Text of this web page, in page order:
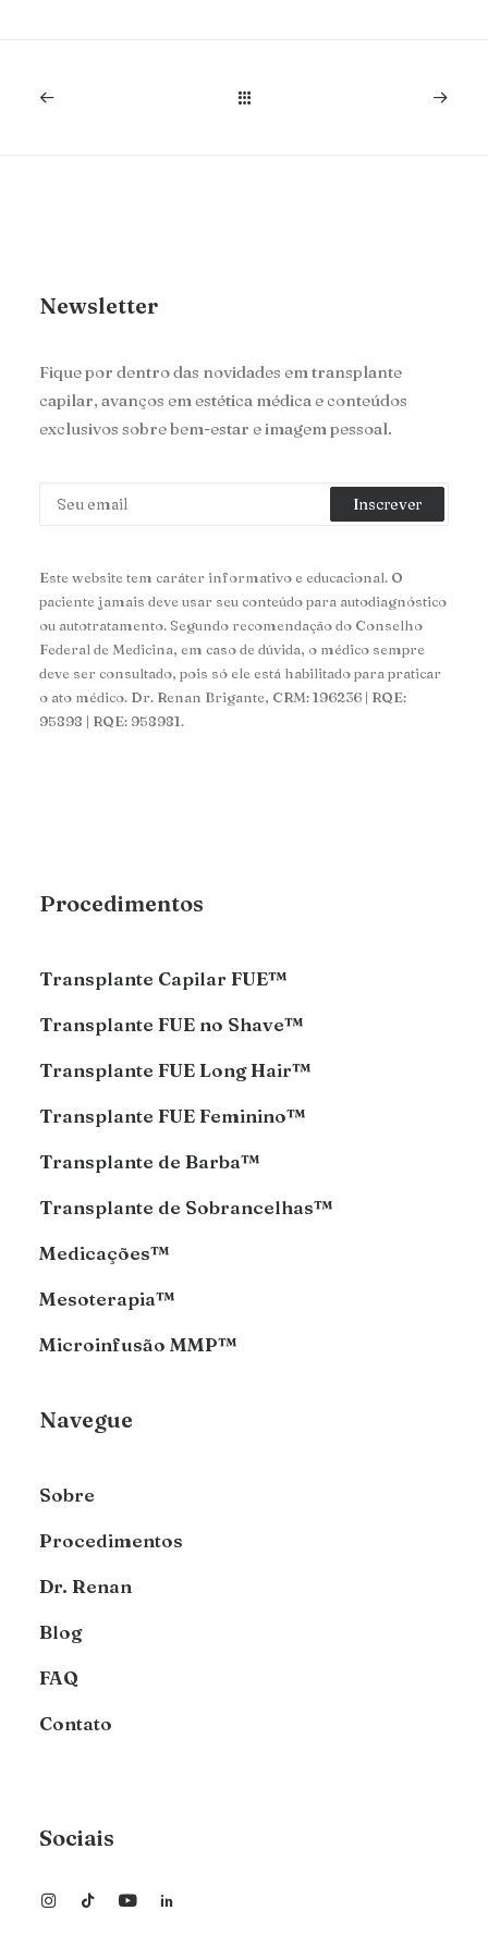
Newsletter
Fique por dentro das novidades em transplante
capilar, avanços em estética médica e conteúdos
exclusivos sobre bem-estar e imagem pessoal.
Este website tem caráter informativo e educacional. O
paciente jamais deve usar seu conteúdo para autodiagnóstico
ou autotratamento. Segundo recomendação do Conselho
Federal de Medicina, em caso de dúvida, o médico sempre
deve ser consultado, pois só ele está habilitado para praticar
o ato médico. Dr. Renan Brigante, CRM: 196236 | RQE:
95898 | RQE: 958981.
Procedimentos
Transplante Capilar FUE™
Transplante FUE no Shave™
Transplante FUE Long Hair™
Transplante FUE Feminino™
Transplante de Barba™
Transplante de Sobrancelhas™
Medicações™
Mesoterapia™
Microinfusão MMP™
Navegue
Sobre
Procedimentos
Dr. Renan
Blog
FAQ
Contato
Sociais